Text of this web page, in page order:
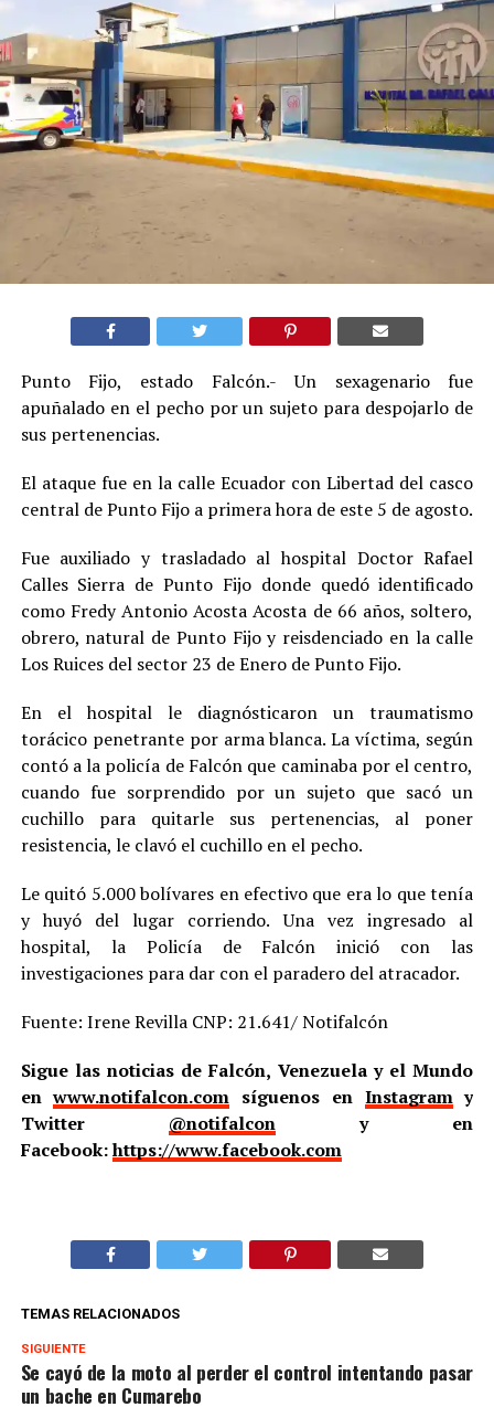
Punto Fijo, estado Falcón.- Un sexagenario fue
apuñalado en el pecho por un sujeto para despojarlo de
sus pertenencias.
El ataque fue en la calle Ecuador con Libertad del casco
central de Punto Fijo a primera hora de este 5 de agosto.
Fue auxiliado y trasladado al hospital Doctor Rafael
Calles Sierra de Punto Fijo donde quedó identificado
como Fredy Antonio Acosta Acosta de 66 años, soltero,
obrero, natural de Punto Fijo y reisdenciado en la calle
Los Ruices del sector 23 de Enero de Punto Fijo.
En el hospital le diagnósticaron un traumatismo
torácico penetrante por arma blanca. La víctima, según
contó a la policía de Falcón que caminaba por el centro,
cuando fue sorprendido por un sujeto que sacó un
cuchillo para quitarle sus pertenencias, al poner
resistencia, le clavó el cuchillo en el pecho.
Le quitó 5.000 bolívares en efectivo que era lo que tenía
y huyó del lugar corriendo. Una vez ingresado al
hospital, la Policía de Falcón inició con las
investigaciones para dar con el paradero del atracador.
Fuente: Irene Revilla CNP: 21.641/ Notifalcón
Sigue las noticias de Falcón, Venezuela y el Mundo
enwww.notifalcon.com síguenos en Instagramy
Twitter @notifalcony en
Facebook:https://www.facebook.com
TEMAS RELACIONADOS
SIGUIENTE
Se cayó de la moto al perder el control intentando pasar
un bache en Cumarebo